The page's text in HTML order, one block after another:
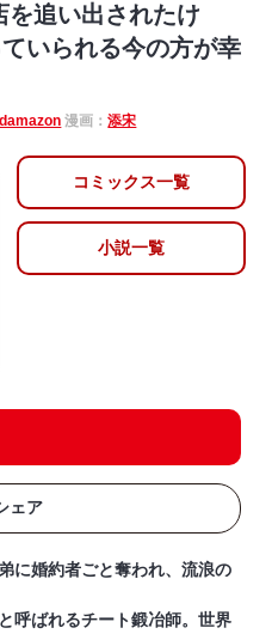
を追い出されたけ
いられる今の方が幸
漫画：添宋
コミックス一覧
小説一覧
ェア
に婚約者ごと奪われ、流浪の
呼ばれるチート鍛冶師。世界